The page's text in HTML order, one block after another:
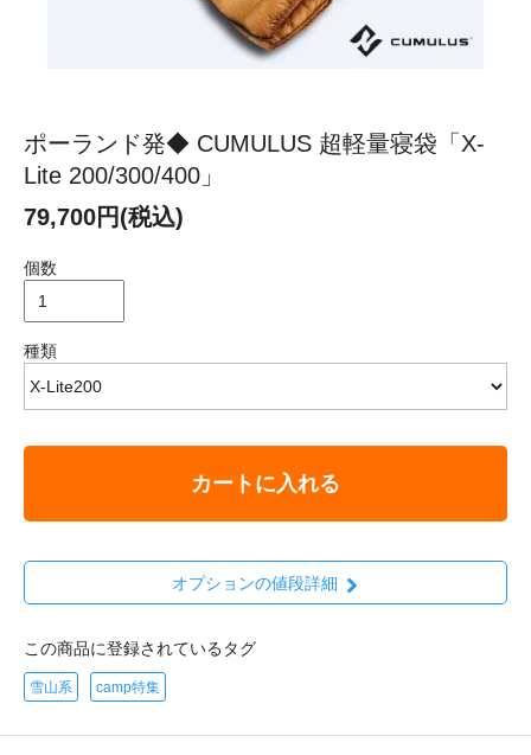
ポーランド発◆ CUMULUS 超軽量寝袋「X-
Lite 200/300/400」
79,700円(税込)
個数
種類
カートに入れる
オプションの値段詳細
この商品に登録されているタグ
雪山系 camp特集